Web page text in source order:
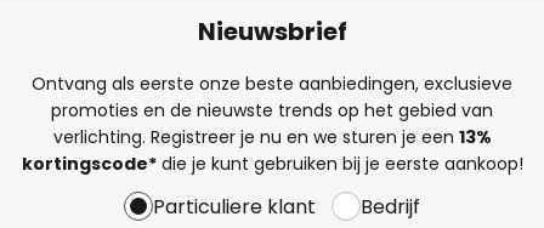
Nieuwsbrief
Ontvang als eerste onze beste aanbiedingen, exclusieve
promoties en de nieuwste trends op het gebied van
verlichting. Registreer je nu en we sturen je een 13%
kortingscode*die je kunt gebruiken bij je eerste aankoop!
Particuliere klant Bedrijf